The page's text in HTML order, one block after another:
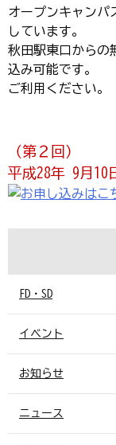
オープンキャンパ
しています。
秋田駅東口からの
込み可能です。
ご利用ください。
（第２回）
平成28年 9月
FD・SD
イベント
お知らせ
ニュース